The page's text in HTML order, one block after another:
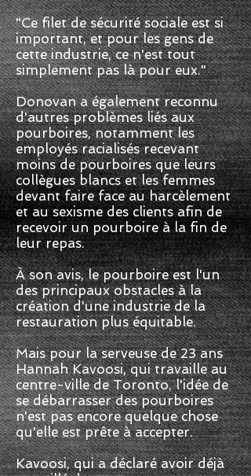
"Ce filet de sécurité sociale est si
important, et pour les gens de
cette industrie, ce n'est tout
simplement pas là pour eux."
Donovan a également reconnu
d'autres problèmes liés aux
pourboires, notamment les
employés racialisés recevant
moins de pourboires que leurs
collègues blancs et les femmes
devant faire face au harcèlement
et au sexisme des clients afin de
recevoir un pourboire à la fin de
leur repas.
À son avis, le pourboire est l'un
des principaux obstacles à la
création d'une industrie de la
restauration plus équitable.
Mais pour la serveuse de 23 ans
Hannah Kavoosi, qui travaille au
centre-ville de Toronto, l'idée de
se débarrasser des pourboires
n'est pas encore quelque chose
qu'elle est prête à accepter.
Kavoosi, qui a déclaré avoir déjà